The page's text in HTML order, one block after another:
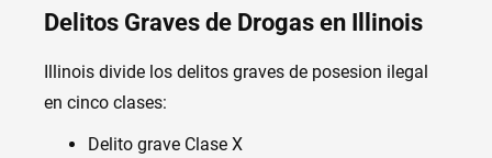
Delitos Graves de Drogas en Illinois
Illinois divide los delitos graves de posesion ilegal
en cinco clases:
Delito grave Clase X